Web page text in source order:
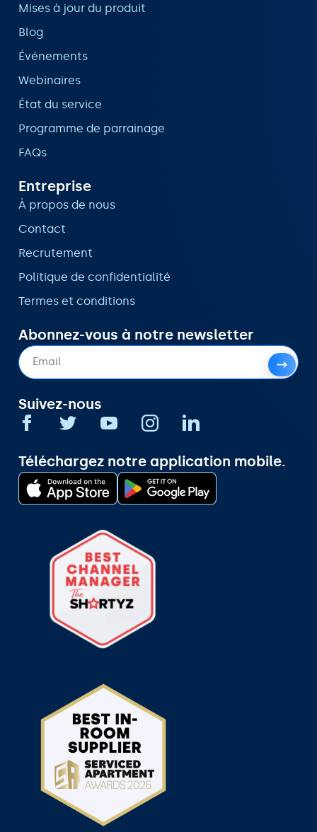
Mises à jour du produit
Blog
Événements
Webinaires
État du service
Programme de parrainage
FAQs
Entreprise
À propos de nous
Contact
Recrutement
Politique de confidentialité
Termes et conditions
Abonnez-vous à notre newsletter
Suivez-nous
Téléchargez notre application mobile.